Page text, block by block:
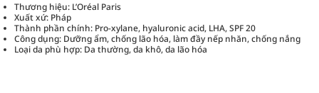
Thương hiệu: L’Oréal Paris
Xuất xứ: Pháp
Thành phần chính: Pro-xylane, hyaluronic acid, LHA, SPF 20
Công dụng: Dưỡng ẩm, chống lão hóa, làm đầy nếp nhăn, chống nắng
Loại da phù hợp: Da thường, da khô, da lão hóa